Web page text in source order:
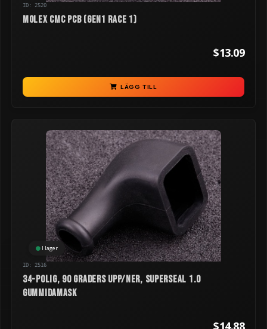
ID: 2520
Molex CMC PCB (GEN1 RACE 1)
$13.09
LÄGG TILL
I lager
ID: 2516
34-polig, 90 graders upp/ner, Superseal 1.0
gummidamask
$14.88